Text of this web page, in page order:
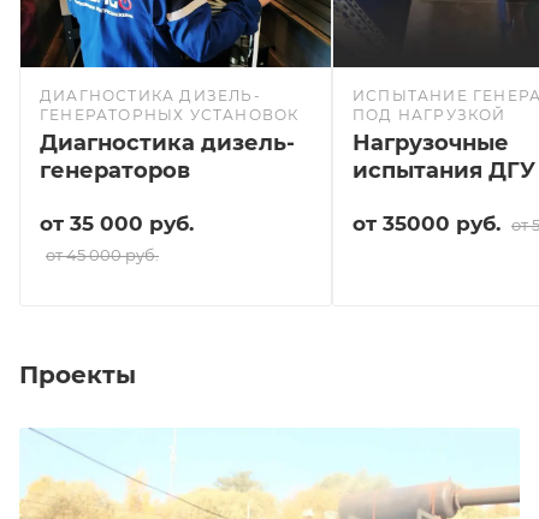
ДИАГНОСТИКА ДИЗЕЛЬ-
ГЕНЕРАТОРНЫХ УСТАНОВОК
Диагностика дизель-
генераторов
от 35 000 руб.
от 45 000 руб.
ИСПЫТАНИЕ
ПОД НАГРУЗКОЙ
Нагрузочные
испытания ДГУ
от 35000 руб. от
Проекты